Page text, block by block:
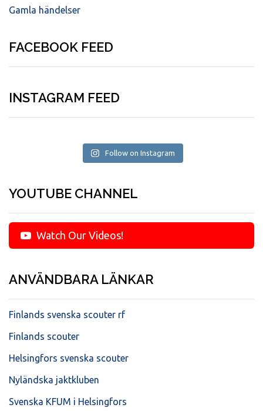
Gamla händelser
FACEBOOK FEED
INSTAGRAM FEED
Follow on Instagram
YOUTUBE CHANNEL
Watch Our Videos!
ANVÄNDBARA LÄNKAR
Finlands svenska scouter rf
Finlands scouter
Helsingfors svenska scouter
Nyländska jaktkluben
Svenska KFUM i Helsingfors